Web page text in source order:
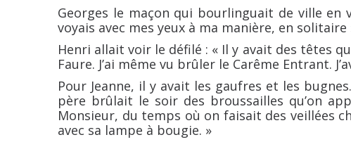
Georges le maçon qui bourlinguait de ville en
voyais avec mes yeux à ma manière, en solitaire
Henri allait voir le défilé : « Il y avait des têtes
Faure. J’ai même vu brûler le Carême Entrant.
Pour Jeanne, il y avait les gaufres et les
père brûlait le soir des broussailles qu’on
Monsieur, du temps où on faisait des veillées
avec sa lampe à bougie. »